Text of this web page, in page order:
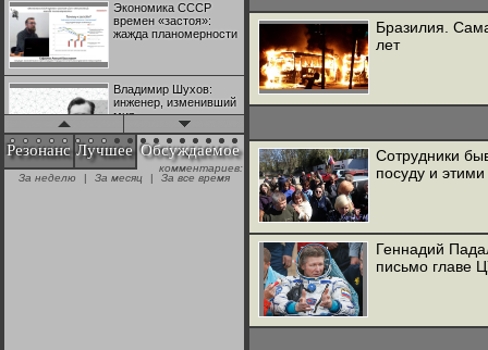
Экономика СССР
времен «застоя»:
жажда планомерности
Владимир Шухов:
инженер, изменивший
мир
"Аркадий Коц" на
эгалите-фесте "Не
Резонанс Лучшее Обсуждаемое
комментариев:
За неделю
| За месяц | За все время
Бразилия.
лет
Сотрудники
посуду и
Геннадий
письмо главе